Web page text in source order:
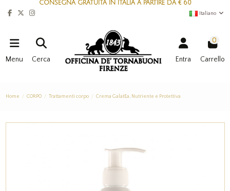
CONSEGNA GRATUITA IN ITALIA A PARTIRE DA € 60
Italiano
Menu Cerca Entra
0
Carrello
Home CORPO Trattamenti corpo Crema GalatEa, Nutriente e Protettiva